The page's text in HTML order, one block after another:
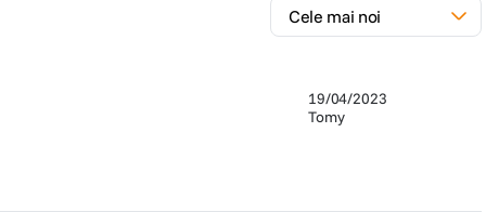
19/04/2023
Tomy